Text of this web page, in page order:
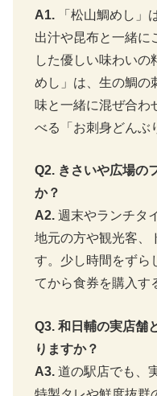
A1. 「松山鯛めし」
出汁や昆布と一緒に
した優しい味わいの
めし」は、生の鯛の
味と一緒に混ぜ合わ
べる「お刺身どんぶ
Q2. きさいや広場の
か？
A2. 週末やランチタ
地元の方や観光客、
す。少し時間をずら
てから食券を購入す
Q3. 和日輔の実店舗
りますか？
A3. 道の駅店でも、